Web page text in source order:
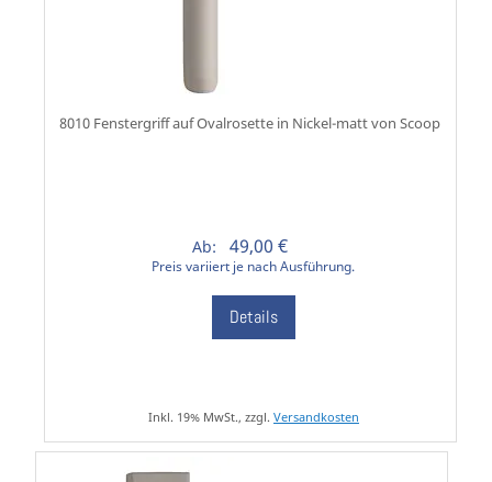
8010 Fenstergriff auf Ovalrosette in Nickel-matt von Scoop
Ab: 49,00 €
Preis variiert je nach Ausführung.
Details
Inkl. 19% MwSt., zzgl. Versandkosten